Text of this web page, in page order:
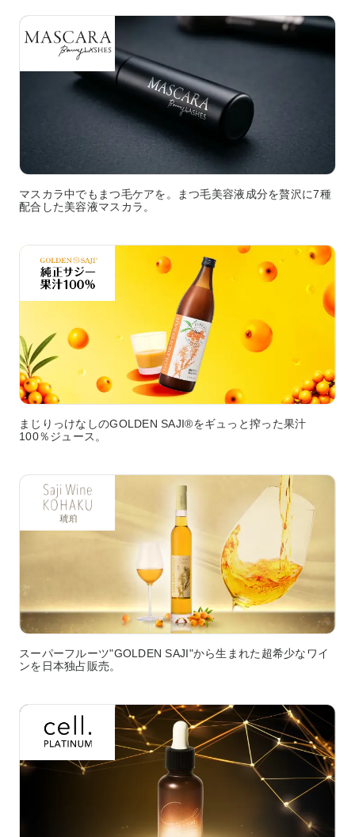
マスカラ中でもまつ毛ケアを。まつ毛美容液成分を贅沢に7種
配合した美容液マスカラ。
まじりっけなしのGOLDEN SAJI®をギュっと搾った果汁
100％ジュース。
スーパーフルーツ"GOLDEN SAJI"から生まれた超希少なワイ
ンを日本独占販売。